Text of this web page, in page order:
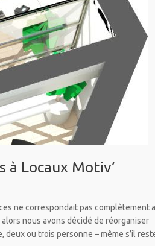
à Locaux Motiv’
ne correspondait pas complètement
nous avons décidé de réorganiser
ou trois personne – même s’il